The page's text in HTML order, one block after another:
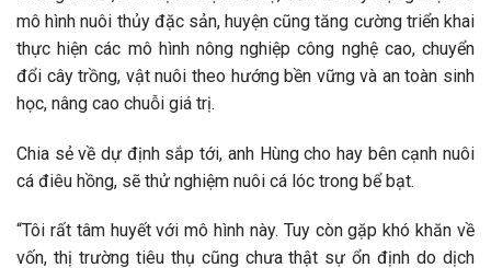
mô hình nuôi thủy đặc sản, huyện cũng tăng cường triển khai
thực hiện các mô hình nông nghiệp công nghệ cao, chuyển
đổi cây trồng, vật nuôi theo hướng bền vững và an toàn sinh
học, nâng cao chuỗi giá trị.
Chia sẻ về dự định sắp tới, anh Hùng cho hay bên cạnh nuôi
cá điêu hồng, sẽ thử nghiệm nuôi cá lóc trong bể bạt.
“Tôi rất tâm huyết với mô hình này. Tuy còn gặp khó khăn về
vốn, thị trường tiêu thụ cũng chưa thật sự ổn định do dịch